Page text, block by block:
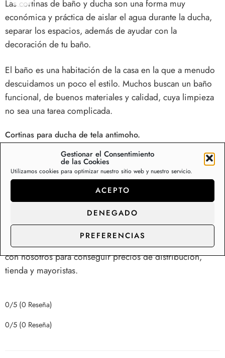
Gestionar el Consentimiento
de las Cookies
Utilizamos cookies para optimizar nuestro sitio web y nuestro servicio.
ACEPTO
DENEGADO
PREFERENCIAS
Las cortinas de baño y duchason una forma muy
económica y práctica de aislar el agua durante la ducha,
separar los espacios, además de ayudar con la
decoración de tu baño.
El baño es una habitación de la casa en la que a menudo
descuidamos un poco el estilo. Muchos buscan un baño
funcional, de buenos materiales y calidad, cuya limpieza
no sea una tarea complicada.
Cortinas para ducha de tela antimoho.
Nuestra cortina de ducha antimoho previene la formación
de humedades y moho en tu bañera o plato de ducha.
Seguridad y confort en tu baño con el máximo estilo.
Fábrica y distribución de cortinas de baño y
Somos fabricantes e importadores de Cortinas, con un
catálogo de más de 100 referencias, ponte en contacto
con nosotros para conseguir precios de distribución,
tienda y mayoristas.
0/5 (0 Reseña)
0/5 (0 Reseña)